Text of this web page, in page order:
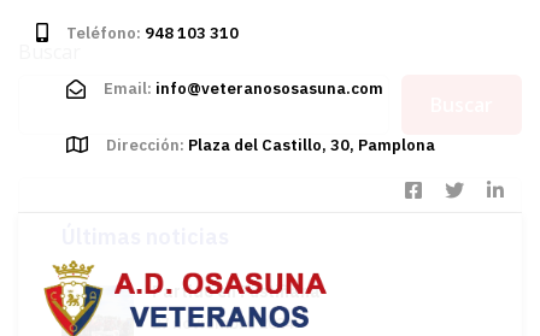
links
Teléfono: 948 103 310
Email: info@veteranososasuna.com
Dirección: Plaza del Castillo, 30, Pamplona
Partido en Fustiñana
27 noviembre 2024